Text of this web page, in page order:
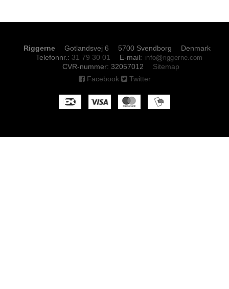
Riggerne Gotlandsvej 6 5700 Svendborg
Denmark
Telefonnr.: 31 79 30 01 E-mail:
CVR-nummer: 32057012
Sitemap
Facebook
Twitter